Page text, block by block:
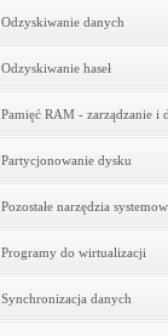
Odzyskiwanie danych
Odzyskiwanie haseł
Pamięć RAM - zarządzanie i
Partycjonowanie dysku
Pozostałe narzędzia
Programy do wirtualizacji
Synchronizacja danych